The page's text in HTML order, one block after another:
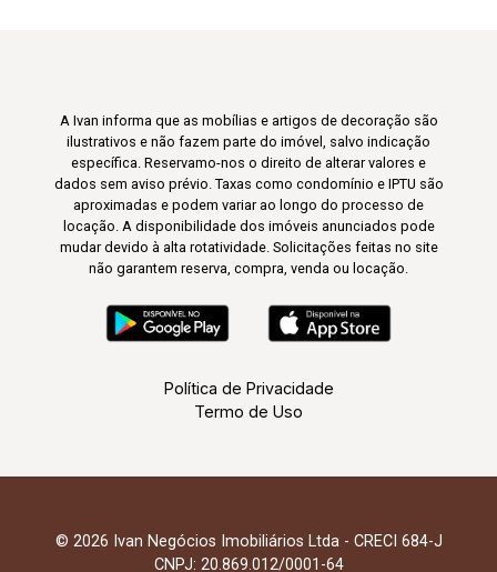
A Ivan informa que as mobílias e artigos de decoração são
ilustrativos e não fazem parte do imóvel, salvo indicação
específica. Reservamo-nos o direito de alterar valores e
dados sem aviso prévio. Taxas como condomínio e IPTU são
aproximadas e podem variar ao longo do processo de
locação. A disponibilidade dos imóveis anunciados pode
mudar devido à alta rotatividade. Solicitações feitas no site
não garantem reserva, compra, venda ou locação.
Política de Privacidade
Termo de Uso
© 2026 Ivan Negócios Imobiliários Ltda - CRECI 684-J
CNPJ: 20.869.012/0001-64